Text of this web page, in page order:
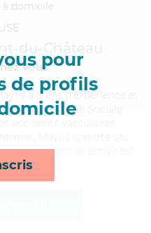
pour
de profils
du-Château
Vous
a 8 ans d'expérience et
de Vie Sociale
loisirs et activités*